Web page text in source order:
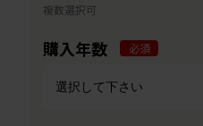
複数選択可
購入年数 必須